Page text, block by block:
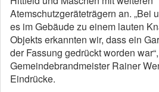
Atemschutzgeräteträgern an. „Bei
es im Gebäude zu einem lauten
Objekts erkannten wir, dass ein
der Fassung gedrückt worden
Gemeindebrandmeister Rainer
Eindrücke.